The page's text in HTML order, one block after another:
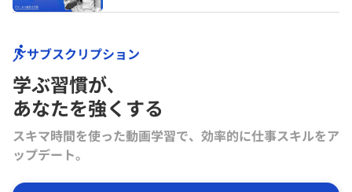
サブスクリプション
学ぶ習慣が､
あなたを強くする
スキマ時間を使った動画学習で、効率的に仕事スキルをア
ップデート。